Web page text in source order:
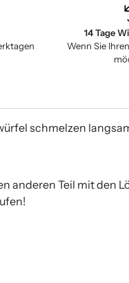
14 Tage
Wenn Sie
schmelzen
anderen Teil mit den